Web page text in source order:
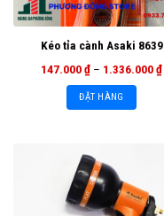
Kéo tỉa cành Asaki 8639
147.000₫ – 1.336.000₫
ĐẶT HÀNG